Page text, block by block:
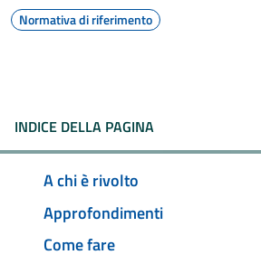
Normativa di riferimento
INDICE DELLA PAGINA
A chi è rivolto
Approfondimenti
Come fare